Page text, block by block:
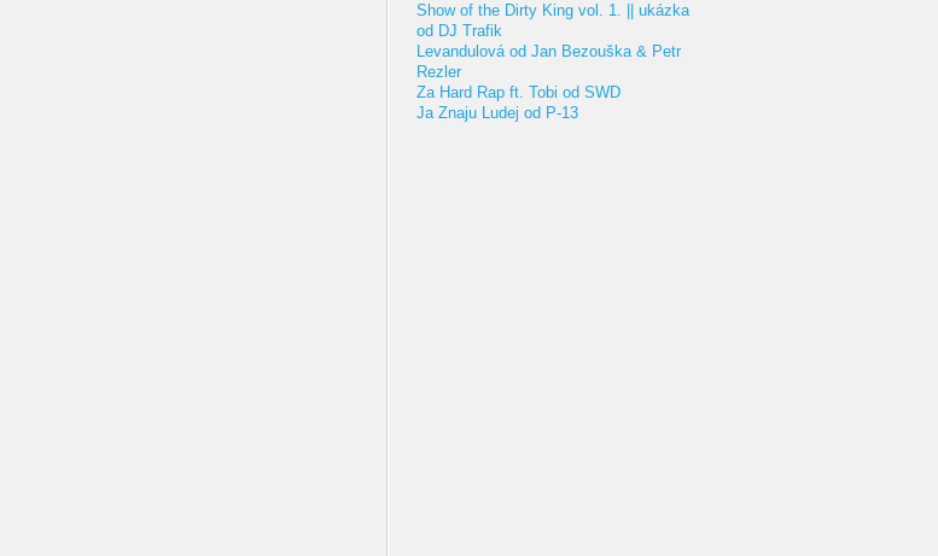
Show of the Dirty King vol. 1. || ukázka
od DJ Trafik
Levandulová od Jan Bezouška & Petr
Rezler
Za Hard Rap ft. Tobi od SWD
Ja Znaju Ludej od P-13